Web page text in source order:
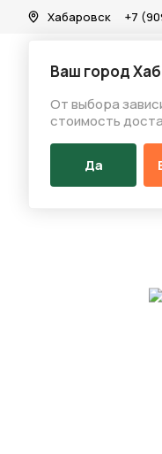
Хабаровск
Ваш город
От выбора
стоимость
Да
+7
На
Каталог/Запчасти/